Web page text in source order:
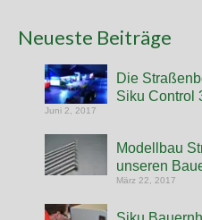
Neueste Beiträge
Die
Siku Control
Juni 2, 2017
Modellbau
unseren
März 22, 2017